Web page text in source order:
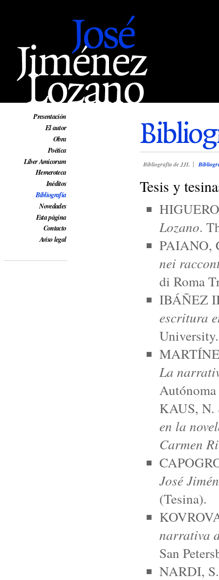
Presentación
El autor
Obra
Poética
Liber Amicorum
Hemeroteca
Inéditos
Bibliografía
Novedades
Esta página
Contacto
Aviso legal
Bibliografía de JJL
Tesis y
Lozano.
PAIANO,
nei
di Roma
IBÁÑEZ
escritura
University.
La
KAUS,
en la
Carmen
José
(Tesina).
narrativa
San
NARDI,